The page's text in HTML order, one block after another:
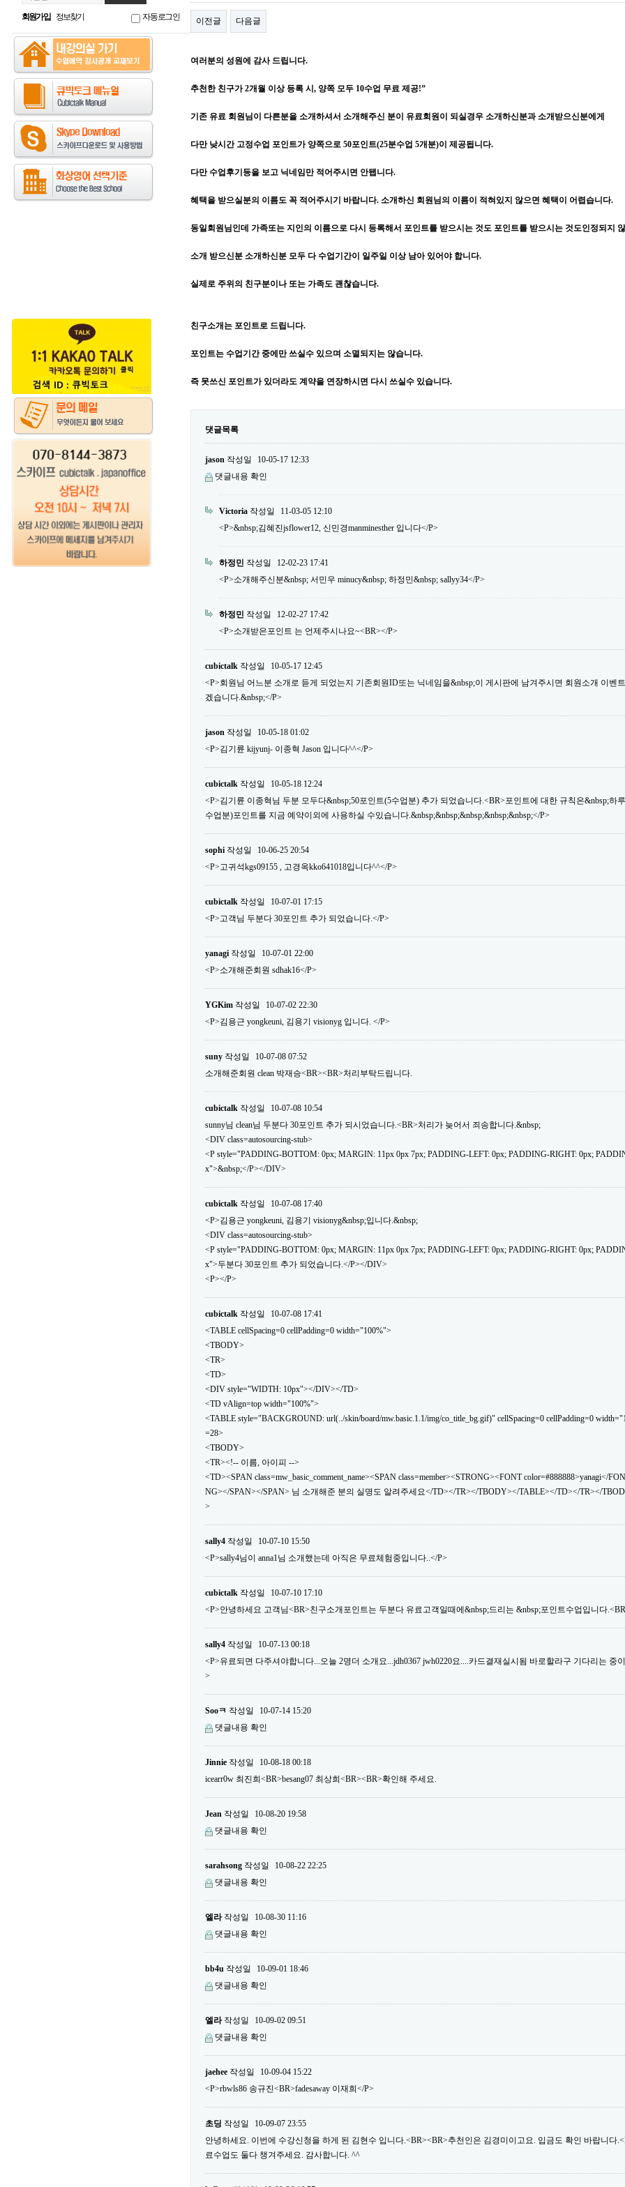
회원가입 정보찾기 자동로그인 이전글 다음글
여러분의 성원에 감사 드립니다.
추천한 친구가 2개월 이상 등록 시, 양쪽 모두 10수업 무료 제공!”
기존 유료 회원님이 다른분을 소개하셔서 소개해주신 분이 유료회원이 되실경우 소개하신분과 소개받으신분에게
다만 낮시간 고정수업 포인트가 양쪽으로 50포인트(25분수업 5개분)이 제공됩니다.
다만 수업후기등을 보고 닉네임만 적어주시면 안됍니다.
혜택을 받으실분의 이름도 꼭 적어주시기 바랍니다. 소개하신 회원님의 이름이 적혀있지 않으면 혜택이 어렵습니다.
동일회원님인데 가족또는 지인의 이름으로 다시 등록해서 포인트를 받으시는 것도 포인트를 받으시는 것도인정되지
소개 받으신분 소개하신분 모두 다 수업기간이 일주일 이상 남아 있어야 합니다.
실제로 주위의 친구분이나 또는 가족도 괜찮습니다.
친구소개는 포인트로 드립니다.
포인트는 수업기간 중에만 쓰실수 있으며 소멸되지는 않습니다.
즉 못쓰신 포인트가 있더라도 계약을 연장하시면 다시 쓰실수 있습니다.
댓글목록
jason 작성일
10-05-17 12:33
댓글내용 확인
Victoria 작성일
11-03-05 12:10
<P>&nbsp;김혜진jsflower12, 신민경manminesther 입니다</P>
하정민 작성일
12-02-23 17:41
<P>소개해주신분&nbsp; 서민우 minucy&nbsp; 하정민&nbsp; sallyy34</P>
하정민 작성일
12-02-27 17:42
<P>소개받은포인트 는 언제주시나요~<BR></P>
cubictalk 작성일
10-05-17 12:45
<P>회원님 어느분 소개로 듣게 되었는지 기존회원ID또는 닉네임을&nbsp;이 게시판에 남겨주시면 회원소개 이벤
겠습니다.&nbsp;</P>
jason 작성일
10-05-18 01:02
<P>김기륜 kijyunj- 이종혁 Jason 입니다^^</P>
cubictalk 작성일
10-05-18 12:24
<P>김기륜 이종혁님 두분 모두다&nbsp;50포인트(5수업분) 추가 되었습니다.<BR>포인트에 대한 규칙은&nbsp;하
수업분)포인트를 지금 예약이외에 사용하실 수있습니다.&nbsp;&nbsp;&nbsp;&nbsp;&nbsp;</P>
sophi 작성일
10-06-25 20:54
<P>고귀석kgs09155 , 고경옥kko641018입니다^^</P>
cubictalk 작성일
10-07-01 17:15
<P>고객님 두분다 30포인트 추가 되었습니다.</P>
yanagi 작성일
10-07-01 22:00
<P>소개해준회원 sdhak16</P>
YGKim 작성일
10-07-02 22:30
<P>김용근 yongkeuni, 김용기 visionyg 입니다. </P>
suny 작성일
10-07-08 07:52
소개해준회원 clean 박재승<BR><BR>처리부탁드립니다.
cubictalk 작성일
10-07-08 10:54
sunny님 clean님 두분다 30포인트 추가 되시었습니다.<BR>처리가 늦어서 죄송합니다.&nbsp;
<DIV class=autosourcing-stub>
<P style="PADDING-BOTTOM: 0px; MARGIN: 11px 0px 7px; PADDING-LEFT: 0px; PADDING-RIGHT: 0px;
x">&nbsp;</P></DIV>
cubictalk 작성일
10-07-08 17:40
<P>김용근 yongkeuni, 김용기 visionyg&nbsp;입니다.&nbsp;
<DIV class=autosourcing-stub>
<P style="PADDING-BOTTOM: 0px; MARGIN: 11px 0px 7px; PADDING-LEFT: 0px; PADDING-RIGHT: 0px;
x">두분다 30포인트 추가 되었습니다.</P></DIV>
<P></P>
cubictalk 작성일
10-07-08 17:41
<TABLE cellSpacing=0 cellPadding=0 width="100%">
<TBODY>
<TR>
<TD>
<DIV style="WIDTH: 10px"></DIV></TD>
<TD vAlign=top width="100%">
<TABLE style="BACKGROUND: url(../skin/board/mw.basic.1.1/img/co_title_bg.gif)" cellSpacing=0 cellPadding=0
=28>
<TBODY>
<TR><!-- 이름, 아이피 -->
<TD><SPAN class=mw_basic_comment_name><SPAN class=member><STRONG><FONT color=#888888>yanagi</
NG></SPAN></SPAN> 님 소개해준 분의 실명도 알려주세요</TD></TR></TBODY></TABLE></TD></TR></
>
sally4 작성일
10-07-10 15:50
<P>sally4님이 anna1님 소개했는데 아직은 무료체험중입니다..</P>
cubictalk 작성일
10-07-10 17:10
<P>안녕하세요 고객님<BR>친구소개포인트는 두분다 유료고객일때에&nbsp;드리는 &nbsp;포인트수업입니다
sally4 작성일
10-07-13 00:18
<P>유료되면 다주셔야합니다...오늘 2명더 소개요...jdh0367 jwh0220요....카드결재실시됨 바로할라구 기다리는 중
>
Sooㅋ 작성일
10-07-14 15:20
댓글내용 확인
Jinnie 작성일
10-08-18 00:18
icearr0w 최진희<BR>besang07 최상희<BR><BR>확인해 주세요.
Jean 작성일
10-08-20 19:58
댓글내용 확인
sarahsong 작성일
10-08-22 22:25
댓글내용 확인
엘라작성일
10-08-30 11:16
댓글내용 확인
bb4u 작성일
10-09-01 18:46
댓글내용 확인
엘라작성일
10-09-02 09:51
댓글내용 확인
jaehee 작성일
10-09-04 15:22
<P>rbwls86 송규진<BR>fadesaway 이재희</P>
초딩 작성일
10-09-07 23:55
안녕하세요. 이번에 수강신청을 하게 된 김현수 입니다.<BR><BR>추천인은 김경미이고요. 입금도 확인 바랍니다
료수업도 둘다 챙겨주세요. 감사합니다. ^^